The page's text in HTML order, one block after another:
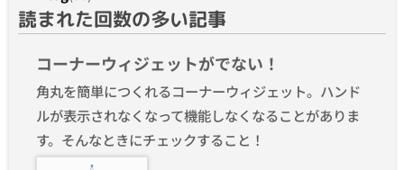
読まれた回数の多い記事
コーナーウィジェットがでない！
角丸を簡単につくれるコーナーウィジェット。ハンド
ルが表示されなくなって機能しなくなることがありま
す。そんなときにチェックすること！